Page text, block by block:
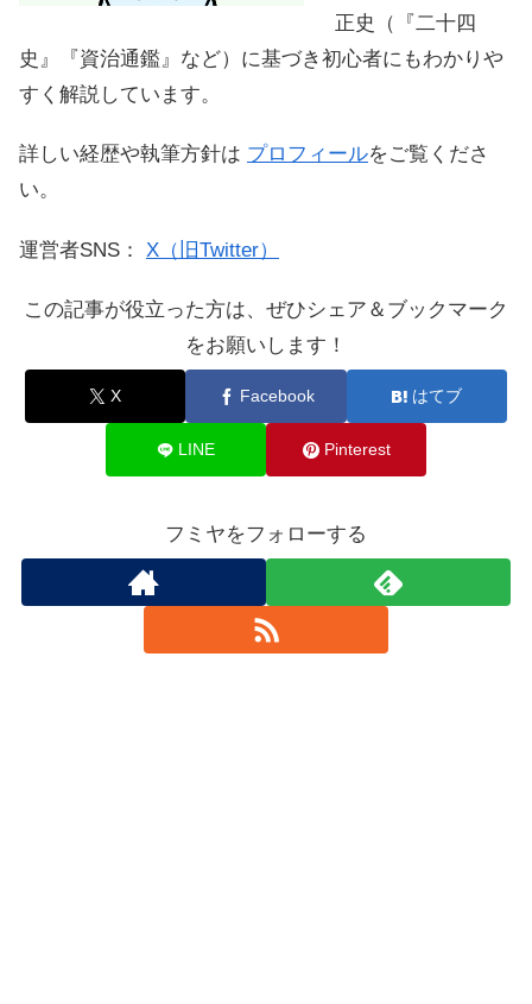
正史（『二十四
史』『資治通鑑』など）に基づき初心者にもわかりや
すく解説しています。
詳しい経歴や執筆方針は プロフィールをご覧くださ
い。
運営者SNS： X（旧Twitter）
この記事が役立った方は、ぜひシェア＆ブックマーク
をお願いします！
X Facebook はてブ
LINE Pinterest
フミヤをフォローする